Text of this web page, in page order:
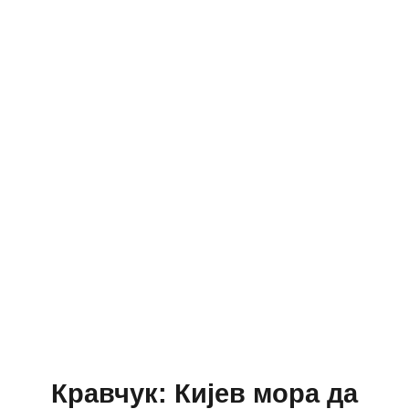
Кравчук: Кијев мора да